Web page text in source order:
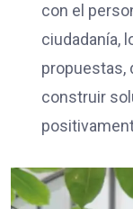
con el
ciudadanía,
propuestas,
construir